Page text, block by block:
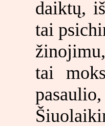
daiktų,
tai
tai